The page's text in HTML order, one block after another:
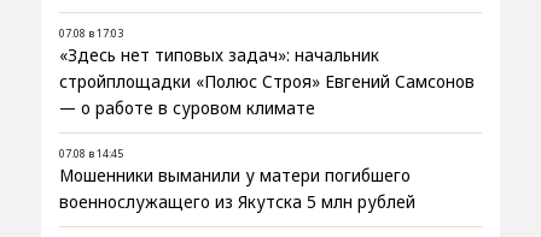
07.08 в 17:03
«Здесь нет типовых задач»: начальник
стройплощадки «Полюс Строя» Евгений Самсонов
— о работе в суровом климате
07.08 в 14:45
Мошенники выманили у матери погибшего
военнослужащего из Якутска 5 млн рублей